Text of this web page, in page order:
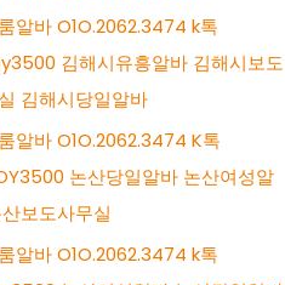
알바 O1O.2062.3474 k톡
김해시유흥알바 김해시보도
김해시당일알바
알바 O1O.2062.3474 K톡
논산당일알바 논산여성알
보도사무실
알바 O1O.2062.3474 k톡